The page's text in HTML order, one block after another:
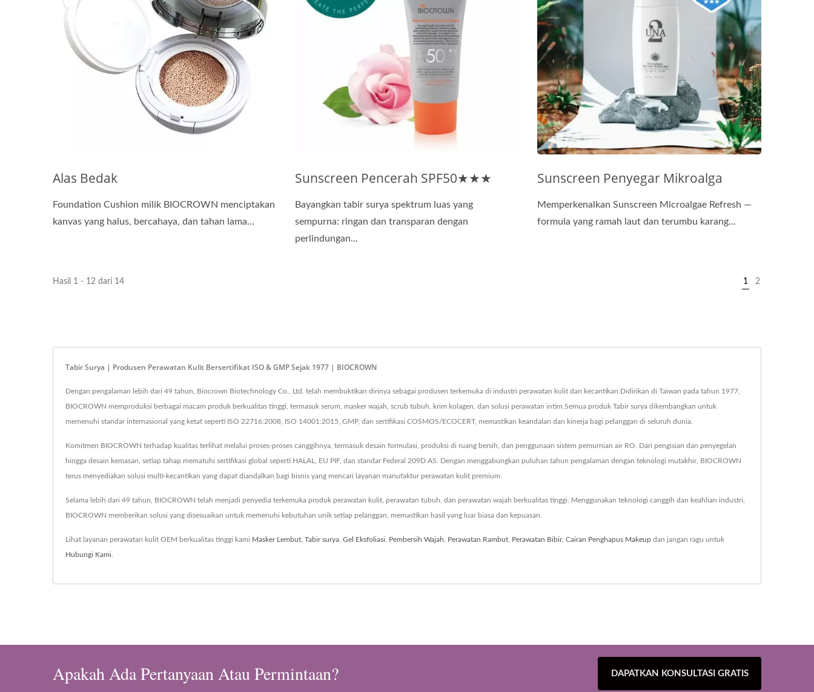
Alas Bedak
Foundation Cushion milik BIOCROWN menciptakan
kanvas yang halus, bercahaya, dan tahan lama...
Sunscreen Pencerah SPF50★★★
Bayangkan tabir surya spektrum luas yang
sempurna: ringan dan transparan dengan
perlindungan...
Sunscreen Penyegar Mikroalga
Memperkenalkan Sunscreen Microalgae Refresh —
formula yang ramah laut dan terumbu karang...
Hasil 1 - 12 dari 14 1 2
Tabir Surya | Produsen Perawatan Kulit Bersertifikat ISO & GMP Sejak 1977 | BIOCROWN
Dengan pengalaman lebih dari 49 tahun, Biocrown Biotechnology Co., Ltd. telah membuktikan dirinya sebagai produsen terkemuka di industri perawatan kulit dan kecantikan.Didirikan di Taiwan pada tahun 1977,
BIOCROWN memproduksi berbagai macam produk berkualitas tinggi, termasuk serum, masker wajah, scrub tubuh, krim kolagen, dan solusi perawatan intim.Semua produk Tabir surya dikembangkan untuk
memenuhi standar internasional yang ketat seperti ISO 22716:2008, ISO 14001:2015, GMP, dan sertifikasi COSMOS/ECOCERT, memastikan keandalan dan kinerja bagi pelanggan di seluruh dunia.
Komitmen BIOCROWN terhadap kualitas terlihat melalui proses-proses canggihnya, termasuk desain formulasi, produksi di ruang bersih, dan penggunaan sistem pemurnian air RO. Dari pengisian dan penyegelan
hingga desain kemasan, setiap tahap mematuhi sertifikasi global seperti HALAL, EU PIF, dan standar Federal 209D AS. Dengan menggabungkan puluhan tahun pengalaman dengan teknologi mutakhir, BIOCROWN
terus menyediakan solusi multi-kecantikan yang dapat diandalkan bagi bisnis yang mencari layanan manufaktur perawatan kulit premium.
Selama lebih dari 49 tahun, BIOCROWN telah menjadi penyedia terkemuka produk perawatan kulit, perawatan tubuh, dan perawatan wajah berkualitas tinggi. Menggunakan teknologi canggih dan keahlian industri,
BIOCROWN memberikan solusi yang disesuaikan untuk memenuhi kebutuhan unik setiap pelanggan, memastikan hasil yang luar biasa dan kepuasan.
Lihat layanan perawatan kulit OEM berkualitas tinggi kami Masker Lembut Tabir surya Gel Eksfoliasi Pembersih Wajah Perawatan Rambut Perawatan Bibir, Cairan Penghapus Makeup dan jangan ragu untuk
Hubungi Kami
Apakah Ada Pertanyaan Atau Permintaan? DAPATKAN KONSULTASI GRATIS